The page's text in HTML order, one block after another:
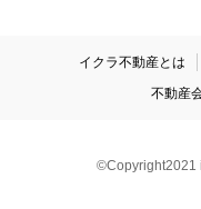
イクラ不動産とは
不動産
©Copyright2021